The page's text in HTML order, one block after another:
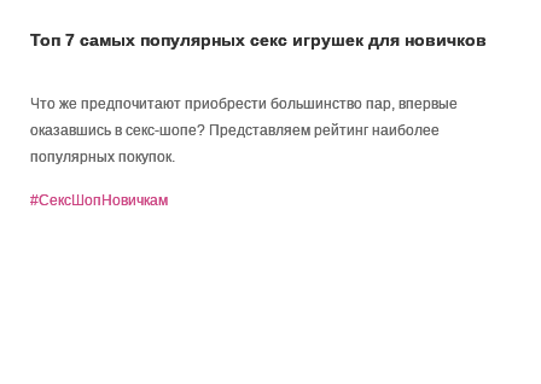
Топ 7 самых популярных секс игрушек для новичков
Что же предпочитают приобрести большинство пар, впервые
оказавшись в секс-шопе? Представляем рейтинг наиболее
популярных покупок.
#СексШопНовичкам